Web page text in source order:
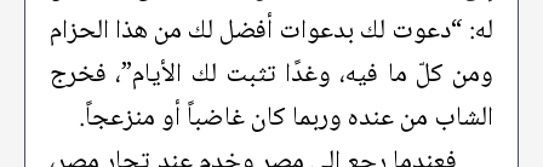
له: “دعوت لك بدعوات أفضل لك من هذا الحزام
ومن كلّ ما فيه، وغدًا تثبت لك الأيام”، فخرج
الشاب من عنده وربما كان غاضباً أو منزعجاً.